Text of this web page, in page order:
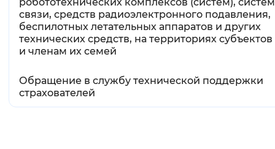
связи, средств радиоэлектронного подавления,
беспилотных летательных аппаратов и других
технических средств, на территориях
и членам их семей
Обращение в службу технической поддержки
страхователей